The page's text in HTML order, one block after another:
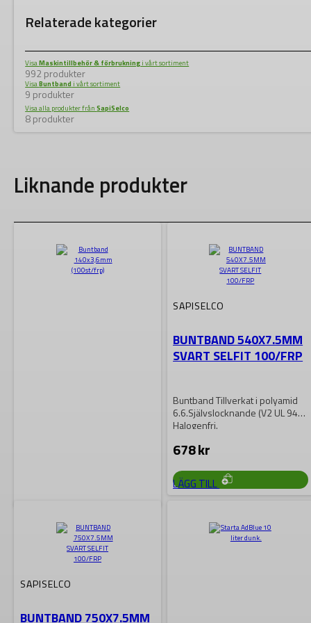
Relaterade kategorier
VisaMaskintillbehör & förbrukning i vårt sortiment
992 produkter
VisaBuntband i vårt sortiment
9 produkter
Visa alla produkter frånSapiSelco
8 produkter
Liknande produkter
SAPISELCO
Buntband 140×3,6mm
Buntband Av mycket hög kvalité.
SAPISELCO
BUNTBAND 540X7.5MM
SVART SELFIT 100/FRP
Buntband Tillverkat i polyamid
6.6.Självslocknande (V2 UL 94)
Halogenfri.
678kr
LÄGG TILL
SAPISELCO
BUNTBAND 750X7.5MM